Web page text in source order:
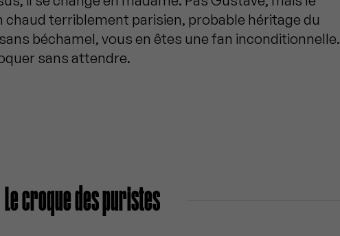
terriblement parisien, probable héritage du
béchamel, vous en êtes une fan inconditionnelle.
sans attendre.
Le croque des puristes